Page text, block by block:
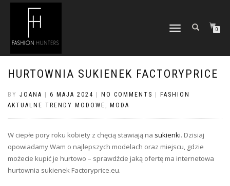
TOGGLE
0
HURTOWNIA SUKIENEK FACTORYPRICE
BY JOANA 6 MAJA 2024 NO COMMENTS
FASHION
AKTUALNE TRENDY MODOWE , MODA
W ciepłe pory roku kobiety z chęcią stawiają na sukienki. Dzisiaj
opowiadamy Wam o najlepszych modelach oraz miejscu, gdzie
możecie kupić je hurtowo – sprawdźcie jaką ofertę ma internetowa
hurtownia sukienek Factoryprice.eu.